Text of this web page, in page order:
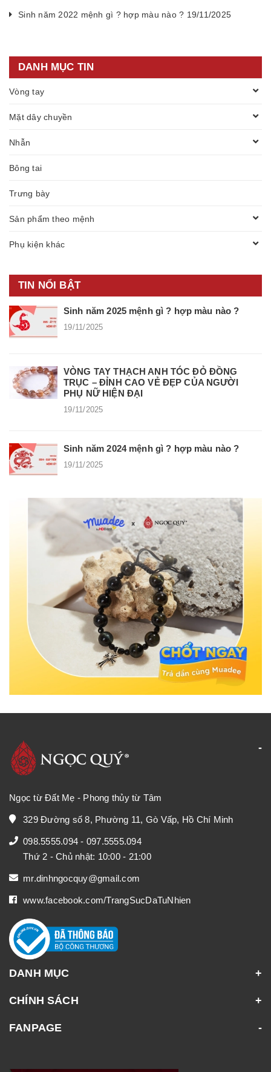
Sinh năm 2022 mệnh gì ? hợp màu nào ? 19/11/2025
DANH MỤC TIN
Vòng tay
Mặt dây chuyền
Nhẫn
Bông tai
Trưng bày
Sản phẩm theo mệnh
Phụ kiện khác
TIN NỔI BẬT
Sinh năm 2025 mệnh gì ? hợp màu nào ?
19/11/2025
VÒNG TAY THẠCH ANH TÓC ĐỎ ĐỒNG
TRỤC – ĐỈNH CAO VẺ ĐẸP CỦA NGƯỜI
PHỤ NỮ HIỆN ĐẠI
19/11/2025
Sinh năm 2024 mệnh gì ? hợp màu nào ?
19/11/2025
Ngọc từ Đất Mẹ - Phong thủy từ Tâm
329 Đường số 8, Phường 11, Gò Vấp, Hồ Chí Minh
098.5555.094 - 097.5555.094
Thứ 2 - Chủ nhật: 10:00 - 21:00
mr.dinhngocquy@gmail.com
www.facebook.com/TrangSucDaTuNhien
DANH MỤC
CHÍNH SÁCH
FANPAGE